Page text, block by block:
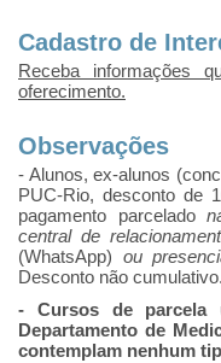
Cadastro de
Receba informações
oferecimento.
Observações
- Alunos, ex-alunos
PUC-Rio, desconto de
pagamento parcelado
central de
(WhatsApp) ou
Desconto não cumulativo.
- Cursos de parcela
Departamento de
contemplam nenhum